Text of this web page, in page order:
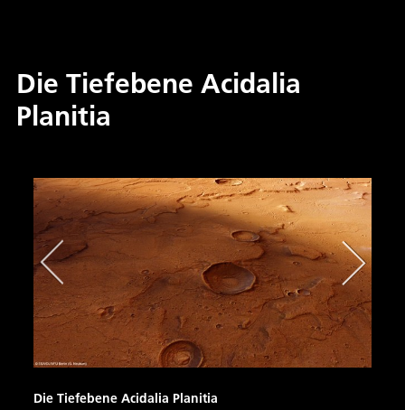
Die Tiefebene Acidalia
Planitia
Die Tiefebene Acidalia Planitia